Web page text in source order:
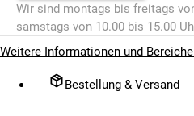
Wir sind montags bis freitags
samstags von 10.00 bis 15.00
Weitere Informationen und Bereiche
Bestellung & Versand